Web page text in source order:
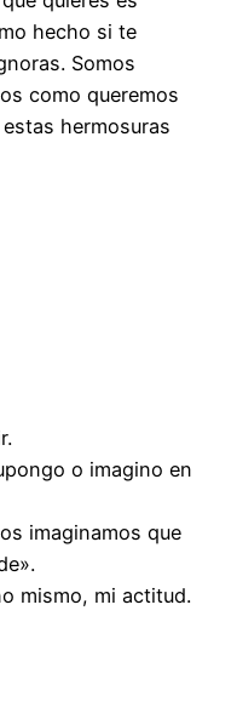
hecho si te
Somos
como queremos
hermosuras
o imagino en
imaginamos que
mismo, mi actitud.